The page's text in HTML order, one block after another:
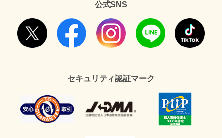
公式SNS
セキュリティ認証マーク